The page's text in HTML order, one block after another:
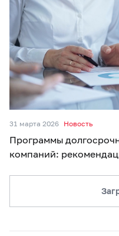
31 марта 2026 Новость
Программы
компаний: